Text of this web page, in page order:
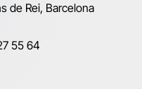
de Rei, Barcelona
55 64